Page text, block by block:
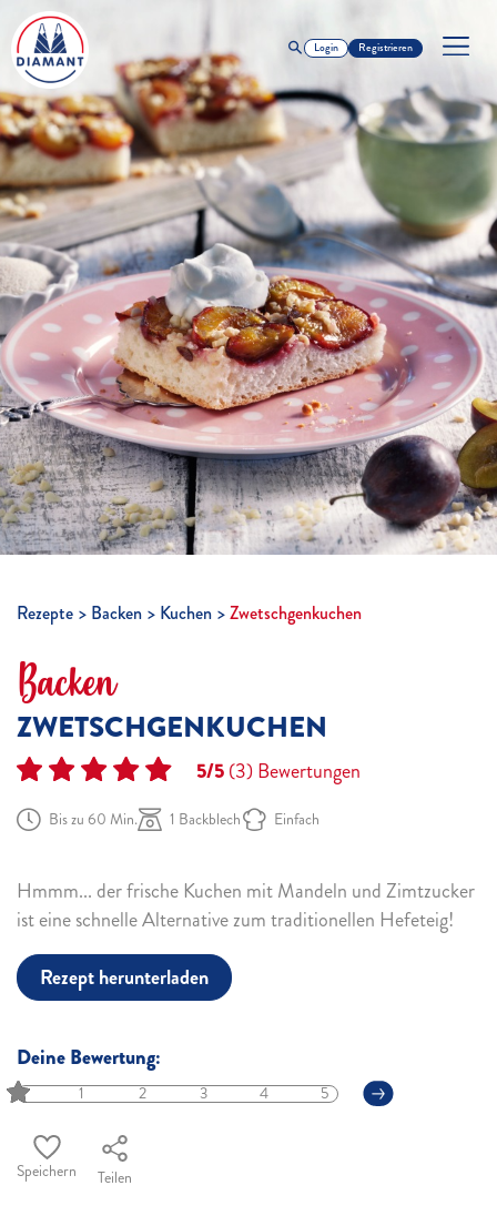
Login Registrieren
Rezepte Backen Kuchen Zwetschgenkuchen
Backen
ZWETSCHGENKUCHEN
5/5(3)Bewertungen
Bis zu 60 Min. 1 Backblech Einfach
Hmmm... der frische Kuchen mit Mandeln und Zimtzucker
ist eine schnelle Alternative zum traditionellen Hefeteig!
Rezept herunterladen
Deine Bewertung:
1 2 3 4 5
Speichern Teilen